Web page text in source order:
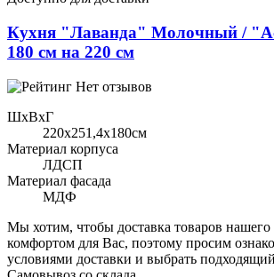
Кухня "Лаванда" Молочный /
180 см на 220 см
Нет отзывов
ШхВхГ
220x251,4х180см
Материал корпуса
ЛДСП
Материал фасада
МДФ
Мы хотим, чтобы доставка товаров нашего
комфортом для Вас, поэтому просим
условиями доставки и выбрать